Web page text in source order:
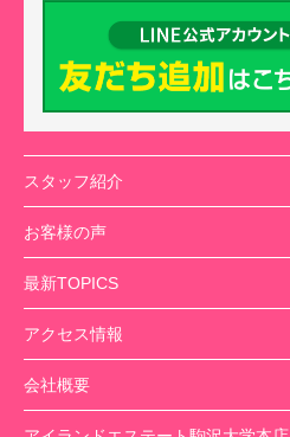
スタッフ紹介
お客様の声
最新TOPICS
アクセス情報
会社概要